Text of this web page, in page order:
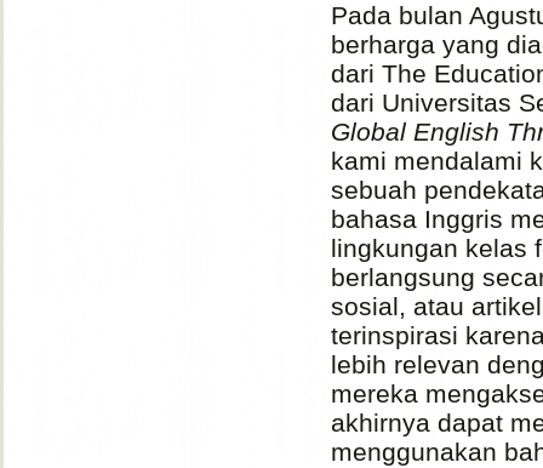
Pada bulan
berharga yang
dari The
dari Universitas
Global English
kami mendalami
sebuah
bahasa Inggris
lingkungan kelas
berlangsung
sosial, atau
terinspirasi
lebih relevan
mereka
akhirnya dapat
menggunakan